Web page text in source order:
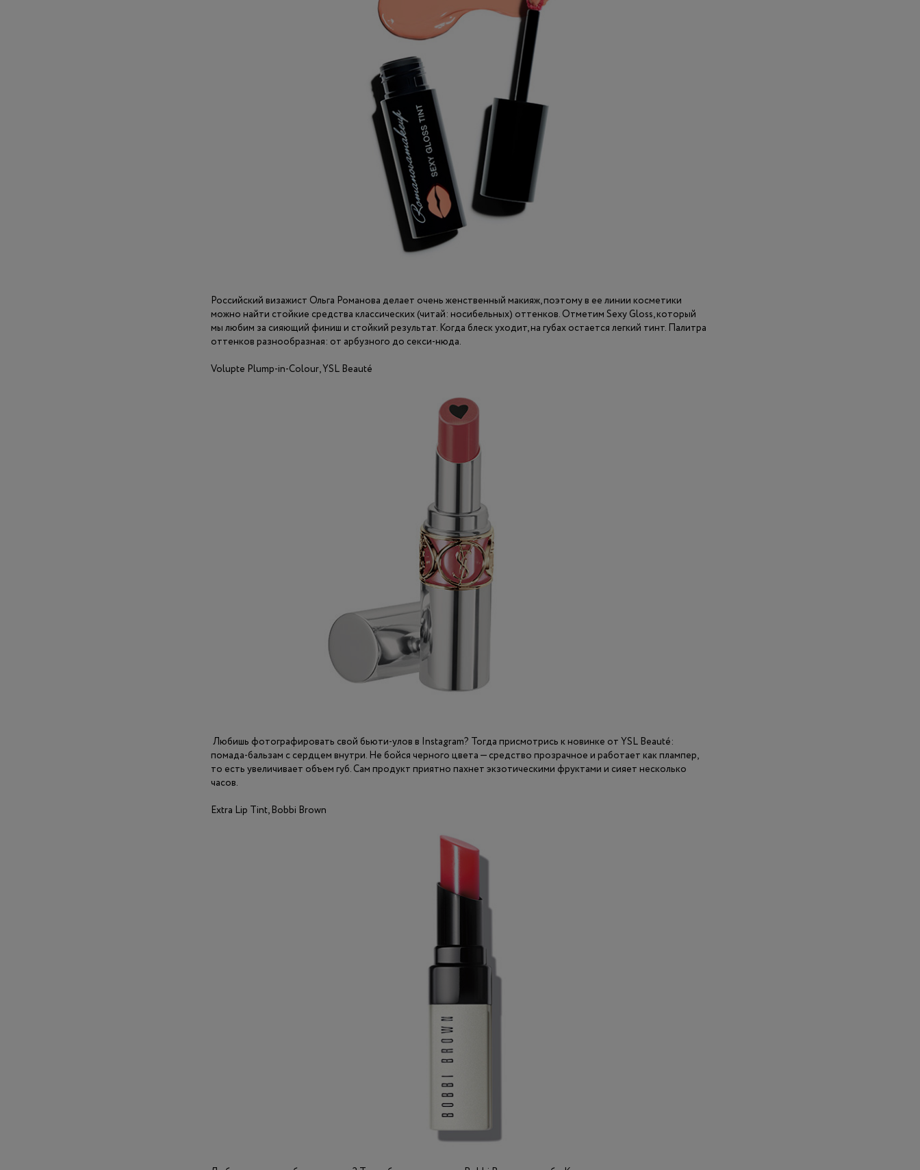
Российский визажист Ольга Романова делает очень женственный макияж, поэтому в ее линии косметики
можно найти стойкие средства классических (читай: носибельных) оттенков. Отметим Sexy Gloss, который
мы любим за сияющий финиш и стойкий результат. Когда блеск уходит, на губах остается легкий тинт. Палитра
оттенков разнообразная: от арбузного до секси-нюда.
Volupte Plump-in-Сolour, YSL Beauté
Любишь фотографировать свой бьюти-улов в Instagram? Тогда присмотрись к новинке от YSL Beauté:
помада-бальзам с сердцем внутри. Не бойся черного цвета — средство прозрачное и работает как плампер,
то есть увеличивает объем губ. Сам продукт приятно пахнет экзотическими фруктами и сияет несколько
часов.
Extra Lip Tint, Bobbi Brown